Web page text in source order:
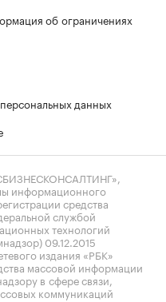
об ограничениях
данных
информационного
средства
службой
технологий
09.12.2015
издания «РБК»
массовой информации
в сфере связи,
коммуникаций